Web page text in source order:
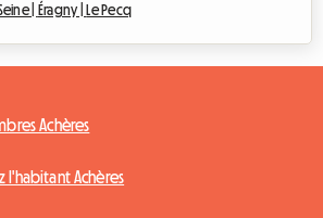
| Éragny | Le Pecq
Achères
l'habitant Achères